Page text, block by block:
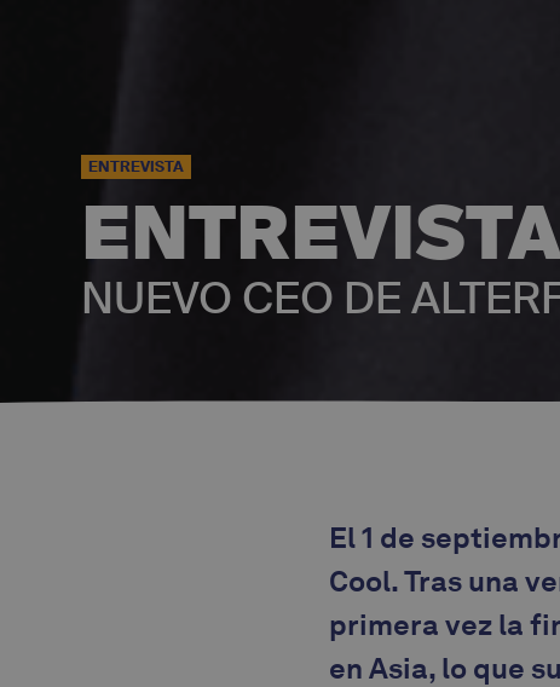
ENTREVISTA
NUEVO CEO DE
El 1 de
Cool. Tras una
primera vez la
en Asia, lo que